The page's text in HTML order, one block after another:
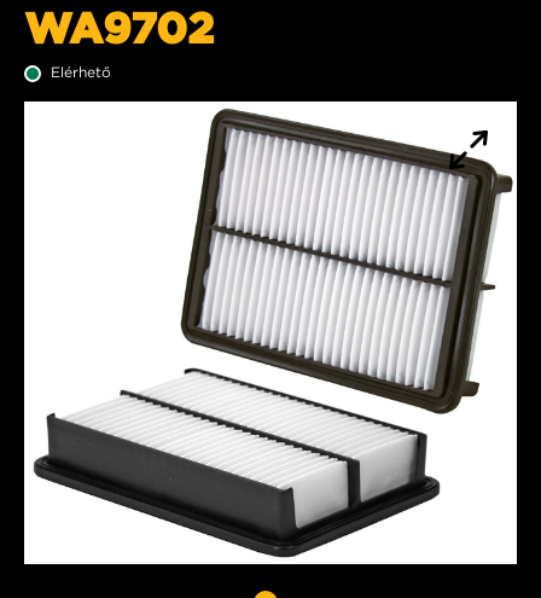
WA9702
Elérhető